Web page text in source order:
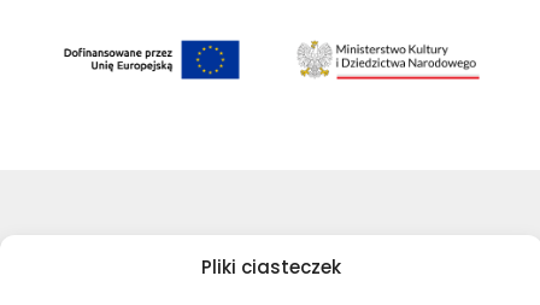
Pliki ciasteczek
Wykonanie:nFinity.pl